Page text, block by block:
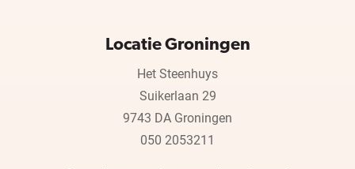
Locatie Groningen
Het Steenhuys
Suikerlaan 29
9743 DA Groningen
050 2053211